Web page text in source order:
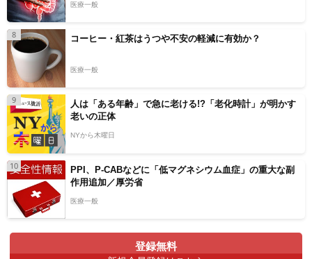
医療一般
8 コーヒー・紅茶はうつや不安の軽減に有効か？
医療一般
9
人は「ある年齢」で急に老ける!?「老化時計」が明かす
老いの正体
NYから木曜日
10
PPI、P-CABなどに「低マグネシウム血症」の重大な副
作用追加／厚労省
医療一般
登録無料